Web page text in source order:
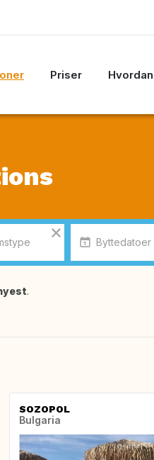
Priser
.
SOZOPOL
Bulgaria